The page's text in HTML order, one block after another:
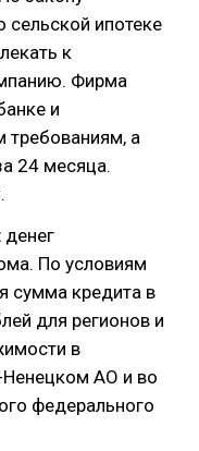
сельской ипотеке
к
Фирма
и
требованиям, а
24 месяца.
По условиям
сумма кредита в
для регионов и
в
Ненецком АО и во
федерального